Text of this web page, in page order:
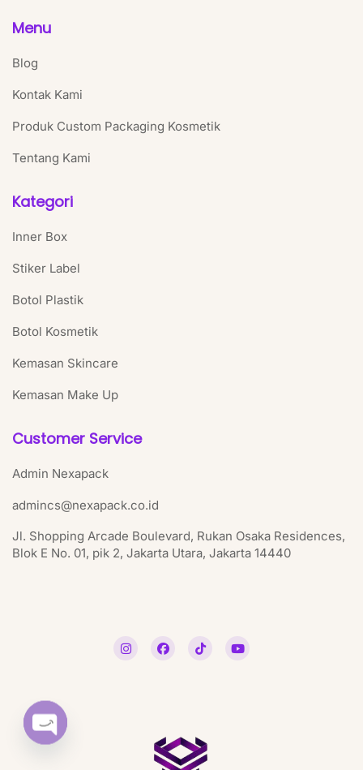
Menu
Blog
Kontak Kami
Produk Custom Packaging Kosmetik
Tentang Kami
Kategori
Inner Box
Stiker Label
Botol Plastik
Botol Kosmetik
Kemasan Skincare
Kemasan Make Up
Customer Service
Admin Nexapack
admincs@nexapack.co.id
Jl. Shopping Arcade Boulevard, Rukan Osaka Residences,
Blok E No. 01, pik 2, Jakarta Utara, Jakarta 14440